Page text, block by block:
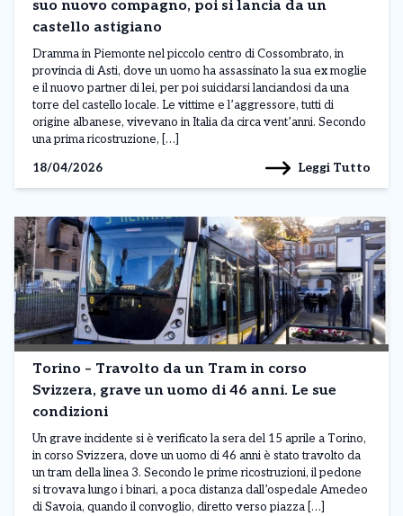
suo nuovo compagno, poi si lancia da un
castello astigiano
Dramma in Piemonte nel piccolo centro di Cossombrato, in
provincia di Asti, dove un uomo ha assassinato la sua ex moglie
e il nuovo partner di lei, per poi suicidarsi lanciandosi da una
torre del castello locale. Le vittime e l’aggressore, tutti di
origine albanese, vivevano in Italia da circa vent’anni. Secondo
una prima ricostruzione, […]
18/04/2026
Leggi Tutto
Torino – Travolto da un Tram in corso
Svizzera, grave un uomo di 46 anni. Le sue
condizioni
Un grave incidente si è verificato la sera del 15 aprile a Torino,
in corso Svizzera, dove un uomo di 46 anni è stato travolto da
un tram della linea 3. Secondo le prime ricostruzioni, il pedone
si trovava lungo i binari, a poca distanza dall’ospedale Amedeo
di Savoia, quando il convoglio, diretto verso piazza […]